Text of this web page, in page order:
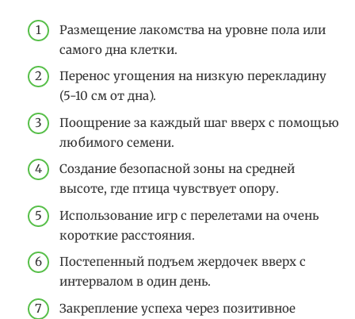
Размещение лакомства на уровне пола или
самого дна клетки.
Перенос угощения на низкую перекладину
(5-10 см от дна).
Поощрение за каждый шаг вверх с помощью
любимого семени.
Создание безопасной зоны на средней
высоте, где птица чувствует опору.
Использование игр с перелетами на очень
короткие расстояния.
Постепенный подъем жердочек вверх с
интервалом в один день.
Закрепление успеха через позитивное